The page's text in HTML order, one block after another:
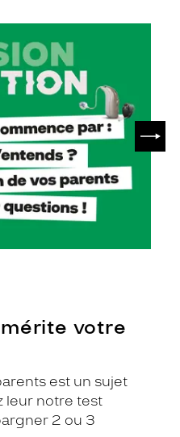
votre
est un sujet
leur notre test
2 ou 3